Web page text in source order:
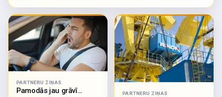
PARTNERU ZIŅAS
Pamodās jau grāvī… PARTNERU ZIŅAS